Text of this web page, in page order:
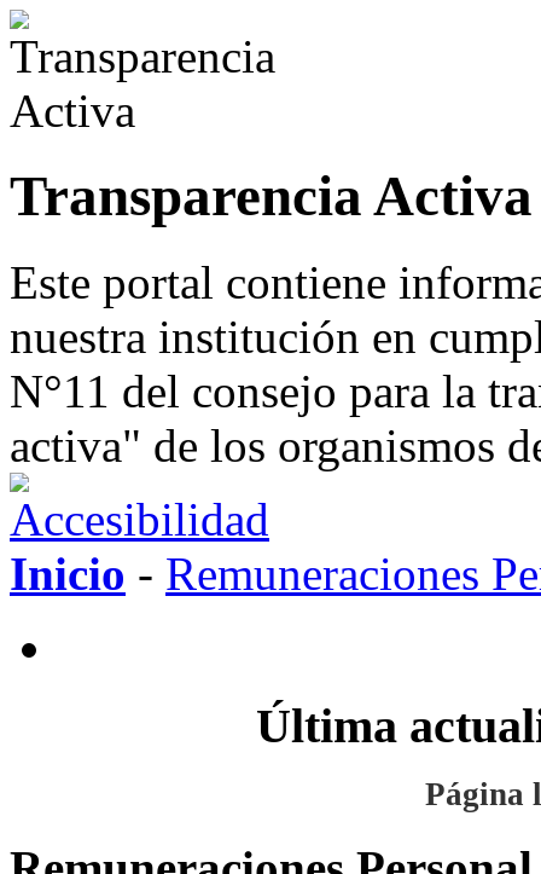
Transparencia Activa
Este portal contiene
nuestra institución en
N°11 del consejo para la
activa" de los organismos
Inicio - Remuneraciones
Última
Página